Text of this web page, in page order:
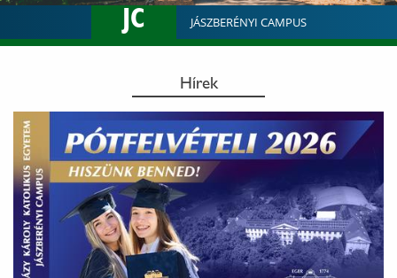
JC JÁSZBERÉNYI CAMPUS
Hírek